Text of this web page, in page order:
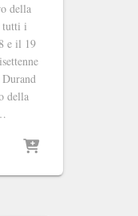
della
tutti i
e il 19
della